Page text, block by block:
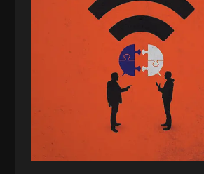
رجبی، زهرا فکرانه، فائزه فتحی
شفیعی، مانی لطفی زاده
ثابت
کاظمی‌نیا